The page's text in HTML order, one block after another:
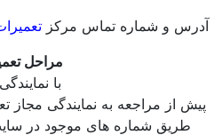
و شماره تماس مرکز تعمیرات
مراحل تعمیر در
با نمایندگی
مراجعه به نمایندگی مجاز
شماره های موجود در سایت با